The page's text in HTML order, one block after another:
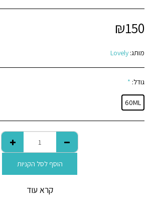
₪150
מותג: Lovely
גודל: *
60ML
הוסף לסל הקניות
קרא עוד